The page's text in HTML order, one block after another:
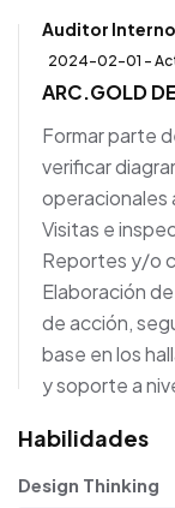
Auditor
2024-02-01 -
ARC.GOLD
Formar parte
verificar
operacionales
Visitas e
Reportes y/o
Elaboración
de acción,
base en los
y soporte a
Habilidades
Design Thinking